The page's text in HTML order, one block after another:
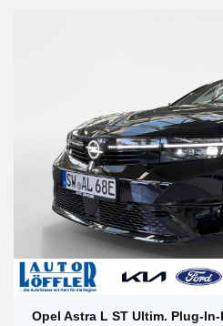
Opel Astra L ST Ultim. Plug-In-